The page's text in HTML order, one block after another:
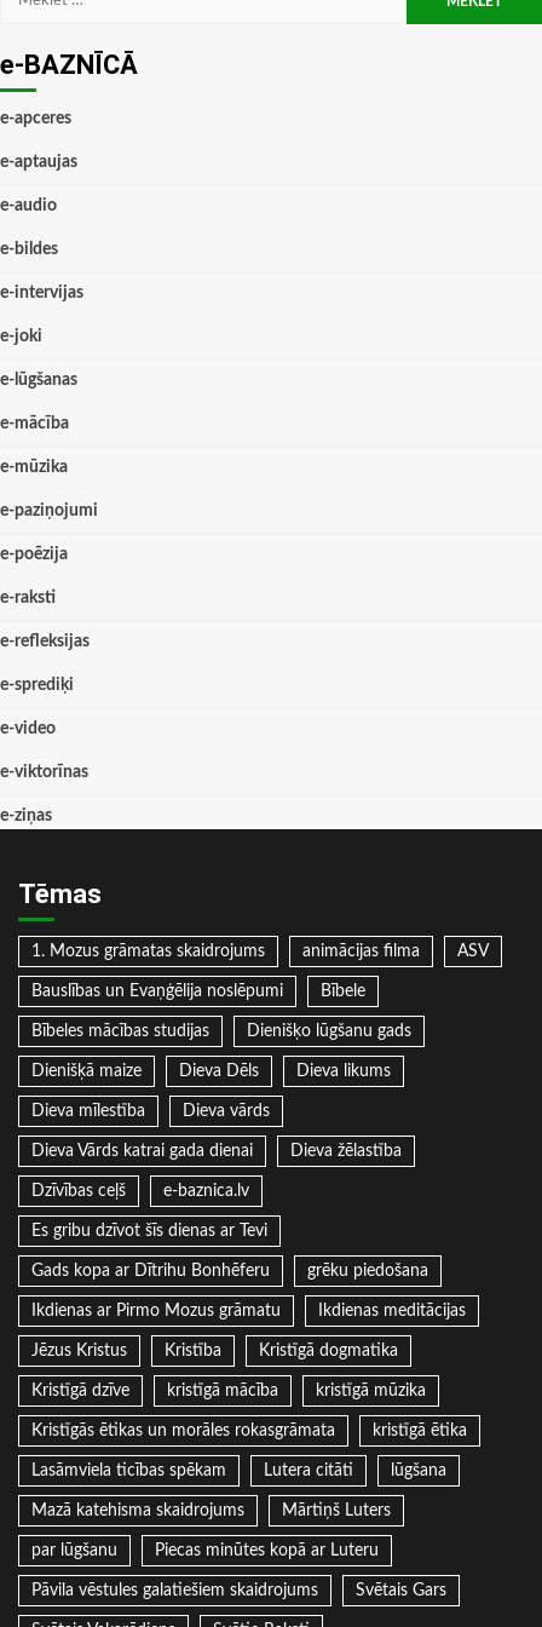
e-BAZNĪCĀ
e-apceres
e-aptaujas
e-audio
e-bildes
e-intervijas
e-joki
e-lūgšanas
e-mācība
e-mūzika
e-paziņojumi
e-poēzija
e-raksti
e-refleksijas
e-sprediķi
e-video
e-viktorīnas
e-ziņas
Tēmas
1. Mozus grāmatas skaidrojums animācijas filma ASV
Bauslības un Evaņģēlija noslēpumi Bībele
Bībeles mācības studijas Dienišķo lūgšanu gads
Dienišķā maize Dieva Dēls Dieva likums
Dieva mīlestība Dieva vārds
Dieva Vārds katrai gada dienai Dieva žēlastība
Dzīvības ceļš e-baznica.lv
Es gribu dzīvot šīs dienas ar Tevi
Gads kopa ar Dītrihu Bonhēferu grēku piedošana
Ikdienas ar Pirmo Mozus grāmatu Ikdienas meditācijas
Jēzus Kristus Kristība Kristīgā dogmatika
Kristīgā dzīve kristīgā mācība kristīgā mūzika
Kristīgās ētikas un morāles rokasgrāmata kristīgā ētika
Lasāmviela ticības spēkam Lutera citāti lūgšana
Mazā katehisma skaidrojums Mārtiņš Luters
par lūgšanu Piecas minūtes kopā ar Luteru
Pāvila vēstules galatiešiem skaidrojums Svētais Gars